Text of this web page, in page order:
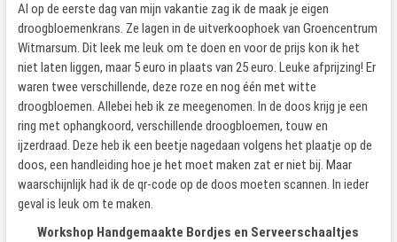
Al op de eerste dag van mijn vakantie zag ik de maak je eigen
droogbloemenkrans. Ze lagen in de uitverkoophoek van Groencentrum
Witmarsum. Dit leek me leuk om te doen en voor de prijs kon ik het
niet laten liggen, maar 5 euro in plaats van 25 euro. Leuke afprijzing! Er
waren twee verschillende, deze roze en nog één met witte
droogbloemen. Allebei heb ik ze meegenomen. In de doos krijg je een
ring met ophangkoord, verschillende droogbloemen, touw en
ijzerdraad. Deze heb ik een beetje nagedaan volgens het plaatje op de
doos, een handleiding hoe je het moet maken zat er niet bij. Maar
waarschijnlijk had ik de qr-code op de doos moeten scannen. In ieder
geval is leuk om te maken.
Workshop Handgemaakte Bordjes en Serveerschaaltjes